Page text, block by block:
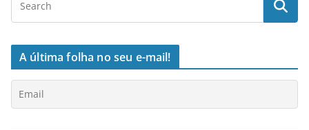
A última folha no seu e-mail!